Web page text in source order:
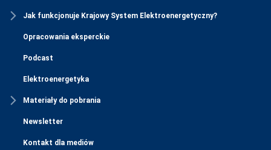
Jak funkcjonuje Krajowy System Elektroenergetyczny?
Opracowania eksperckie
Podcast
Elektroenergetyka
Materiały do pobrania
Newsletter
Kontakt dla mediów